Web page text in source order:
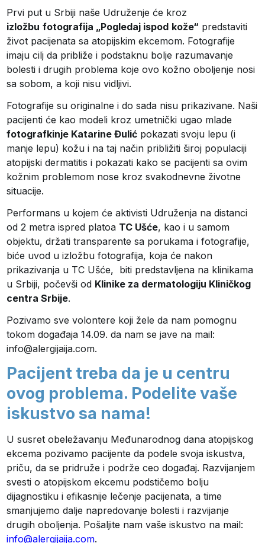
Prvi put u Srbiji naše Udruženje će kroz
izložbu fotografija „Pogledaj ispod kože“ predstaviti
život pacijenata sa atopijskim ekcemom. Fotografije
imaju cilj da približe i podstaknu bolje razumavanje
bolesti i drugih problema koje ovo kožno oboljenje nosi
sa sobom, a koji nisu vidljivi.
Fotografije su originalne i do sada nisu prikazivane. Naši
pacijenti će kao modeli kroz umetnički ugao mlade
fotografkinje Katarine Đulić pokazati svoju lepu (i
manje lepu) kožu i na taj način približiti široj populaciji
atopijski dermatitis i pokazati kako se pacijenti sa ovim
kožnim problemom nose kroz svakodnevne životne
situacije.
Performans u kojem će aktivisti Udruženja na distanci
od 2 metra ispred platoa TC Ušće, kao i u samom
objektu, držati transparente sa porukama i fotografije,
biće uvod u izložbu fotografija, koja će nakon
prikazivanja u TC Ušće, biti predstavljena na klinikama
u Srbiji, počevši od Klinike za dermatologiju Kliničkog
centra Srbije.
Pozivamo sve volontere koji žele da nam pomognu
tokom događaja 14.09. da nam se jave na mail:
info@alergijaija.com.
Pacijent treba da je u centru
ovog problema. Podelite vaše
iskustvo sa nama!
U susret obeležavanju Međunarodnog dana atopijskog
ekcema pozivamo pacijente da podele svoja iskustva,
priču, da se pridruže i podrže ceo događaj. Razvijanjem
svesti o atopijskom ekcemu podstičemo bolju
dijagnostiku i efikasnije lečenje pacijenata, a time
smanjujemo dalje napredovanje bolesti i razvijanje
drugih oboljenja. Pošaljite nam vaše iskustvo na mail:
info@alergijaija.com.